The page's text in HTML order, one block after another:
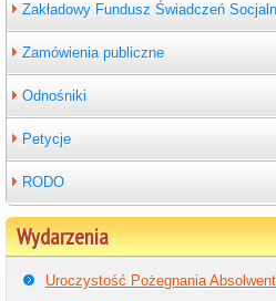
Zakładowy Fundusz Świadczeń
Zamówienia publiczne
Odnośniki
Petycje
RODO
Wydarzenia
Uroczystość Pożegnania